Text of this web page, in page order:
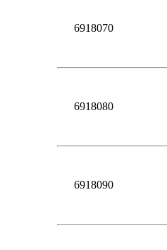
6918070
6918080
6918090